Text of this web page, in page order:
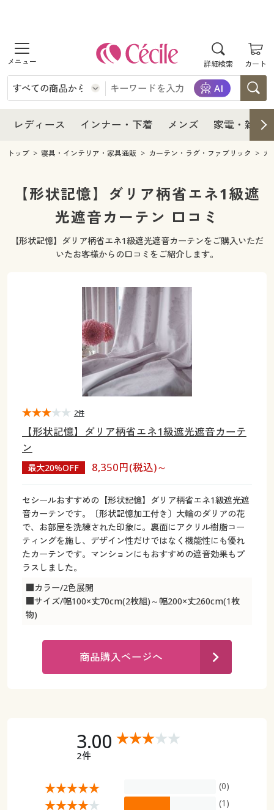
詳細検索 カート
商品を探す
レディース
レディースファッション
女性下着
インナー・下着
インナー・下着通販すべて
女性下着
メンズ下着
ジュニア・ティーンズ下着
メンズ
メンズ通販すべて
メンズファッション
メンズ下着
家電・雑貨
家電・雑貨すべて
キッチン・雑貨・日用品
寝具・インテリア・家具
寝具・インテリア・家具通販すべて
カーテン・ラグ・ファブリック
美容・健康
美容・健康通販すべて
美容・健康・サプリメント
制服・スクール
制服・スクールすべて
ジュニア・ティーンズ下着
大きいサイズ通販すべて
大きいサイズ レディース服
大きいサイズ レディース下着
大きいサイズ メンズ
大きいサイズ 事務・制服
カタログ
デジタルカタログ
カタログ無料プレゼント
会員メニュー
マイページ
閲覧履歴
お気に入り
レディース インナー・下着 メンズ 家電・雑貨
レディース
レディース通販すべて
レディースファッション
インナー・下着
インナー・下着通販すべて
ジュニア・ティーンズ下着
メンズ
メンズ下着
キッチン・雑貨・日用品
寝具・インテリア・家具通販すべて
家具・収納
カーテン・ラグ・ファブリック
美容・健康
美容・健康通販すべて
制服・スクール
ジュニア・ティーンズ下着
大きいサイズ レディース服
大きいサイズ レディース下着
大きいサイズ メンズ
大きいサイズ 事務・制服
シークレットセール
商品カテゴリ一覧
カタログ
カタログ・チラシからのご注文
デジタルカタログ
カタログ無料プレゼント
会員メニュー
マイページ
閲覧履歴
お気に入り
よくある質問とお問い合わせ
トップ 寝具・インテリア・家具通販 カーテン・ラグ・ファブリック カ
【形状記憶】ダリア柄省エネ1級遮
光遮音カーテン 口コミ
【形状記憶】ダリア柄省エネ1級遮光遮音カーテンをご購入いただ
いたお客様からの口コミをご紹介します。
【形状記憶】ダリア柄省エネ1級遮光遮音カーテ
ン
最大20%OFF 8,350円(税込)～
セシールおすすめの【形状記憶】ダリア柄省エネ1級遮光遮
音カーテンです。〔形状記憶加工付き〕大輪のダリアの花
で、お部屋を洗練された印象に。裏面にアクリル樹脂コー
ティングを施し、デザイン性だけではなく機能性にも優れ
たカーテンです。マンションにもおすすめの遮音効果もプ
ラスしました。
■カラー/2色展開
■サイズ/幅100×丈70cm(2枚組)～幅200×丈260cm(1枚
物)
2件
商品購入ページへ
3.00
2件
(0)
(1)